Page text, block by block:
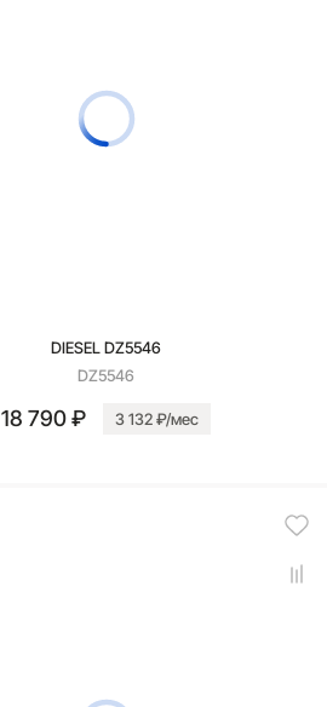
DIESEL DZ5546
DZ5546
18 790 ₽ 3 132 ₽/мес